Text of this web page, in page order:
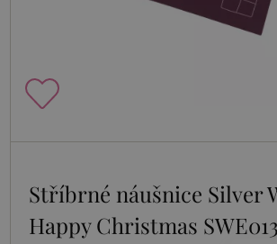
Stříbrné náušnice Silver
Happy Christmas SWE013